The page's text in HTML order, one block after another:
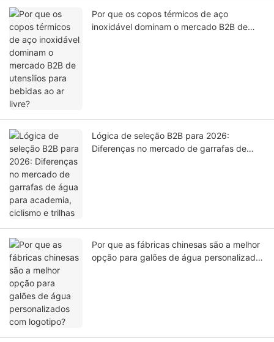
Por que os copos térmicos de aço
inoxidável dominam o mercado B2B de
Lógica de seleção B2B para 2026:
Diferenças no mercado de garrafas de
Por que as fábricas chinesas são a melhor
opção para galões de água personalizados